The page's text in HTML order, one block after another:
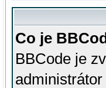
Co je
BBCode je